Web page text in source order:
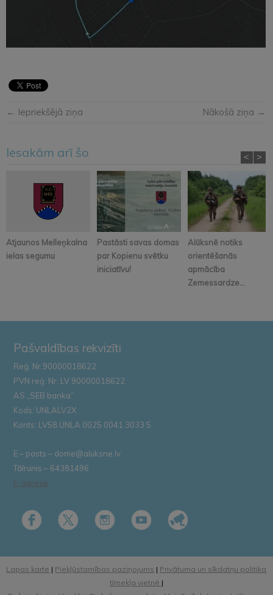
← Iepriekšējā ziņa Nākošā ziņa →
Iesakām arī šo
Atjaunos Melleņkalna
ielas segumu
Pastāsti savas domas
par Kopienu svētku
iniciatīvu!
Alūksnē notiks
orientēšanās
apmācība
Zemessardze...
< >
Pašvaldības rekvizīti
Reģ. Nr.90000018622
PVN reģ. Nr. LV 90000018622
AS „SEB banka”
Kods: UNLALV2X
Konts: LV58 UNLA 0025 0041 3033 5
E – pasts – dome@aluksne.lv
Tālrunis – 64381496
E-adrese
Lapas karte | Piekļūstamības paziņojums | Privātuma un sīkdatņu politika
tīmekļa vietnē |